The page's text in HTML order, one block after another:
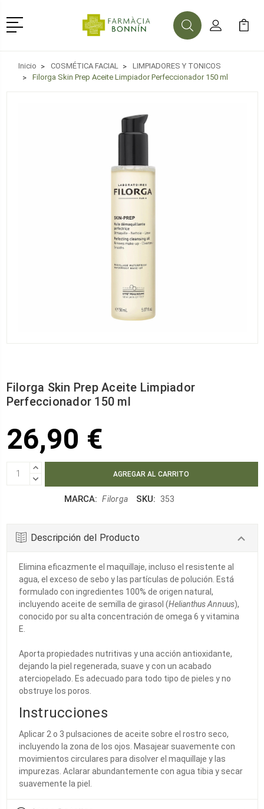
Menú
BuscarMi Cuenta
Mi
Inicio COSMÉTICA FACIAL
LIMPIADORES Y TONICOS
Filorga Skin Prep Aceite Limpiador Perfeccionador 150 ml
Filorga Skin Prep Aceite Limpiador
Perfeccionador 150 ml
26,90 €
AUMENTAR
CANTIDAD:
DISMINUIR
MARCA: Filorga SKU: 353
Descripción del Producto
Elimina eficazmente el maquillaje, incluso el resistente al
agua, el exceso de sebo y las partículas de polución. Está
formulado con ingredientes 100% de origen natural,
incluyendo aceite de semilla de girasol (Helianthus Annuus),
conocido por su alta concentración de omega 6 y vitamina
E.
Aporta propiedades nutritivas y una acción antioxidante,
dejando la piel regenerada, suave y con un acabado
aterciopelado. Es adecuado para todo tipo de pieles y no
obstruye los poros.
Instrucciones
Aplicar 2 o 3 pulsaciones de aceite sobre el rostro seco,
incluyendo la zona de los ojos. Masajear suavemente con
movimientos circulares para disolver el maquillaje y las
impurezas. Aclarar abundantemente con agua tibia y secar
suavemente la piel.